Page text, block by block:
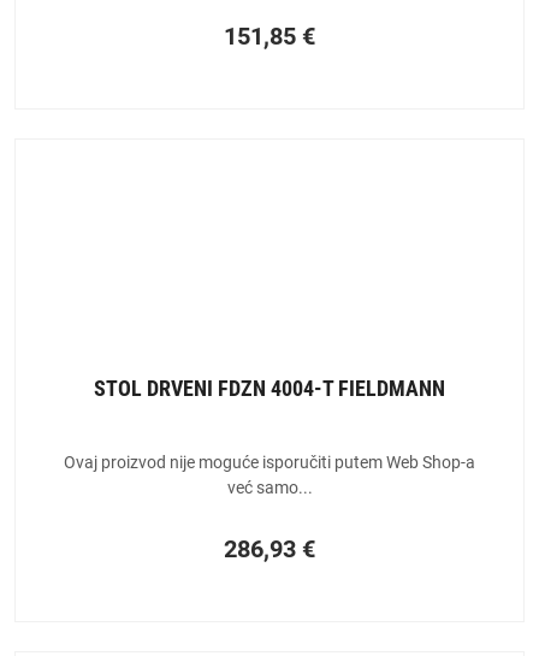
151,85 €
STOL DRVENI FDZN 4004-T FIELDMANN
Ovaj proizvod nije moguće isporučiti putem Web Shop-a
već samo...
286,93 €